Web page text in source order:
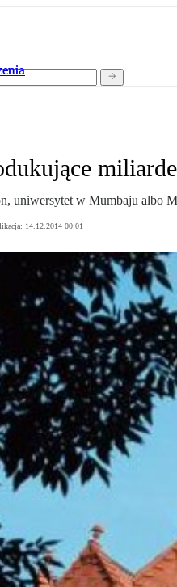
uniwersytet w Mumbaju albo
14.12.2014 00:01